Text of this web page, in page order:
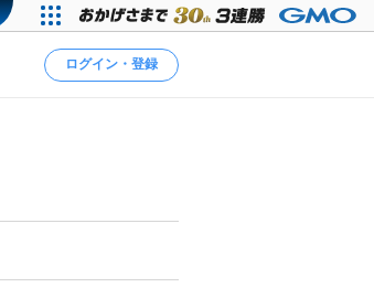
ログイン・登録